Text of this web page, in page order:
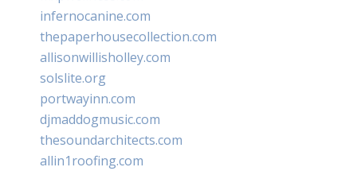
infernocanine.com
thepaperhousecollection.com
allisonwillisholley.com
solslite.org
portwayinn.com
djmaddogmusic.com
thesoundarchitects.com
allin1roofing.com